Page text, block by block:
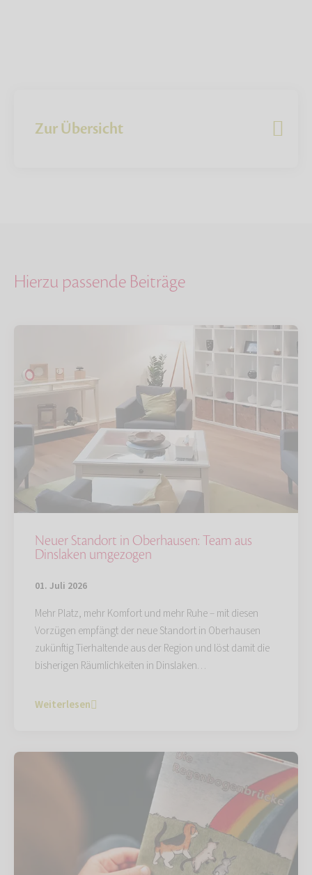
Zur Übersicht
Hierzu passende Beiträge
Neuer Standort in Oberhausen: Team aus
Dinslaken umgezogen
01. Juli 2026
Mehr Platz, mehr Komfort und mehr Ruhe – mit diesen
Vorzügen empfängt der neue Standort in Oberhausen
zukünftig Tierhaltende aus der Region und löst damit die
bisherigen Räumlichkeiten in Dinslaken…
Weiterlesen